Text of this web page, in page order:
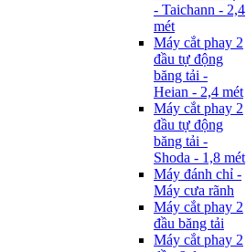
- Taichann - 2,4
mét
Máy cắt phay 2
đầu tự động
băng tải -
Heian - 2,4 mét
Máy cắt phay 2
đầu tự động
băng tải -
Shoda - 1,8 mét
Máy đánh chỉ -
Máy cưa rãnh
Máy cắt phay 2
đầu băng tải
Máy cắt phay 2